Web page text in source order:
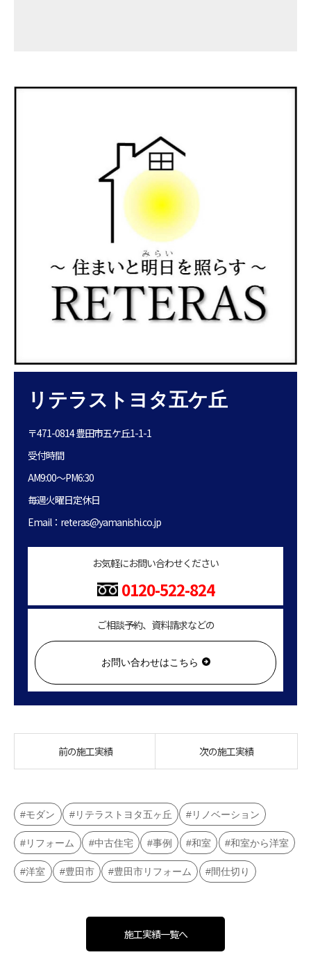
リテラストヨタ五ケ丘
〒471-0814 豊田市五ケ丘1-1-1
受付時間
AM9:00〜PM6:30
毎週火曜日定休日
Email：reteras@yamanishi.co.jp
お気軽にお問い合わせください
0120-522-824
ご相談予約、資料請求などの
お問い合わせはこちら
前の施工実績 次の施工実績
モダン リテラストヨタ五ヶ丘 リノベーション
リフォーム 中古住宅 事例 和室 和室から洋室
洋室 豊田市 豊田市リフォーム 間仕切り
施工実績一覧へ